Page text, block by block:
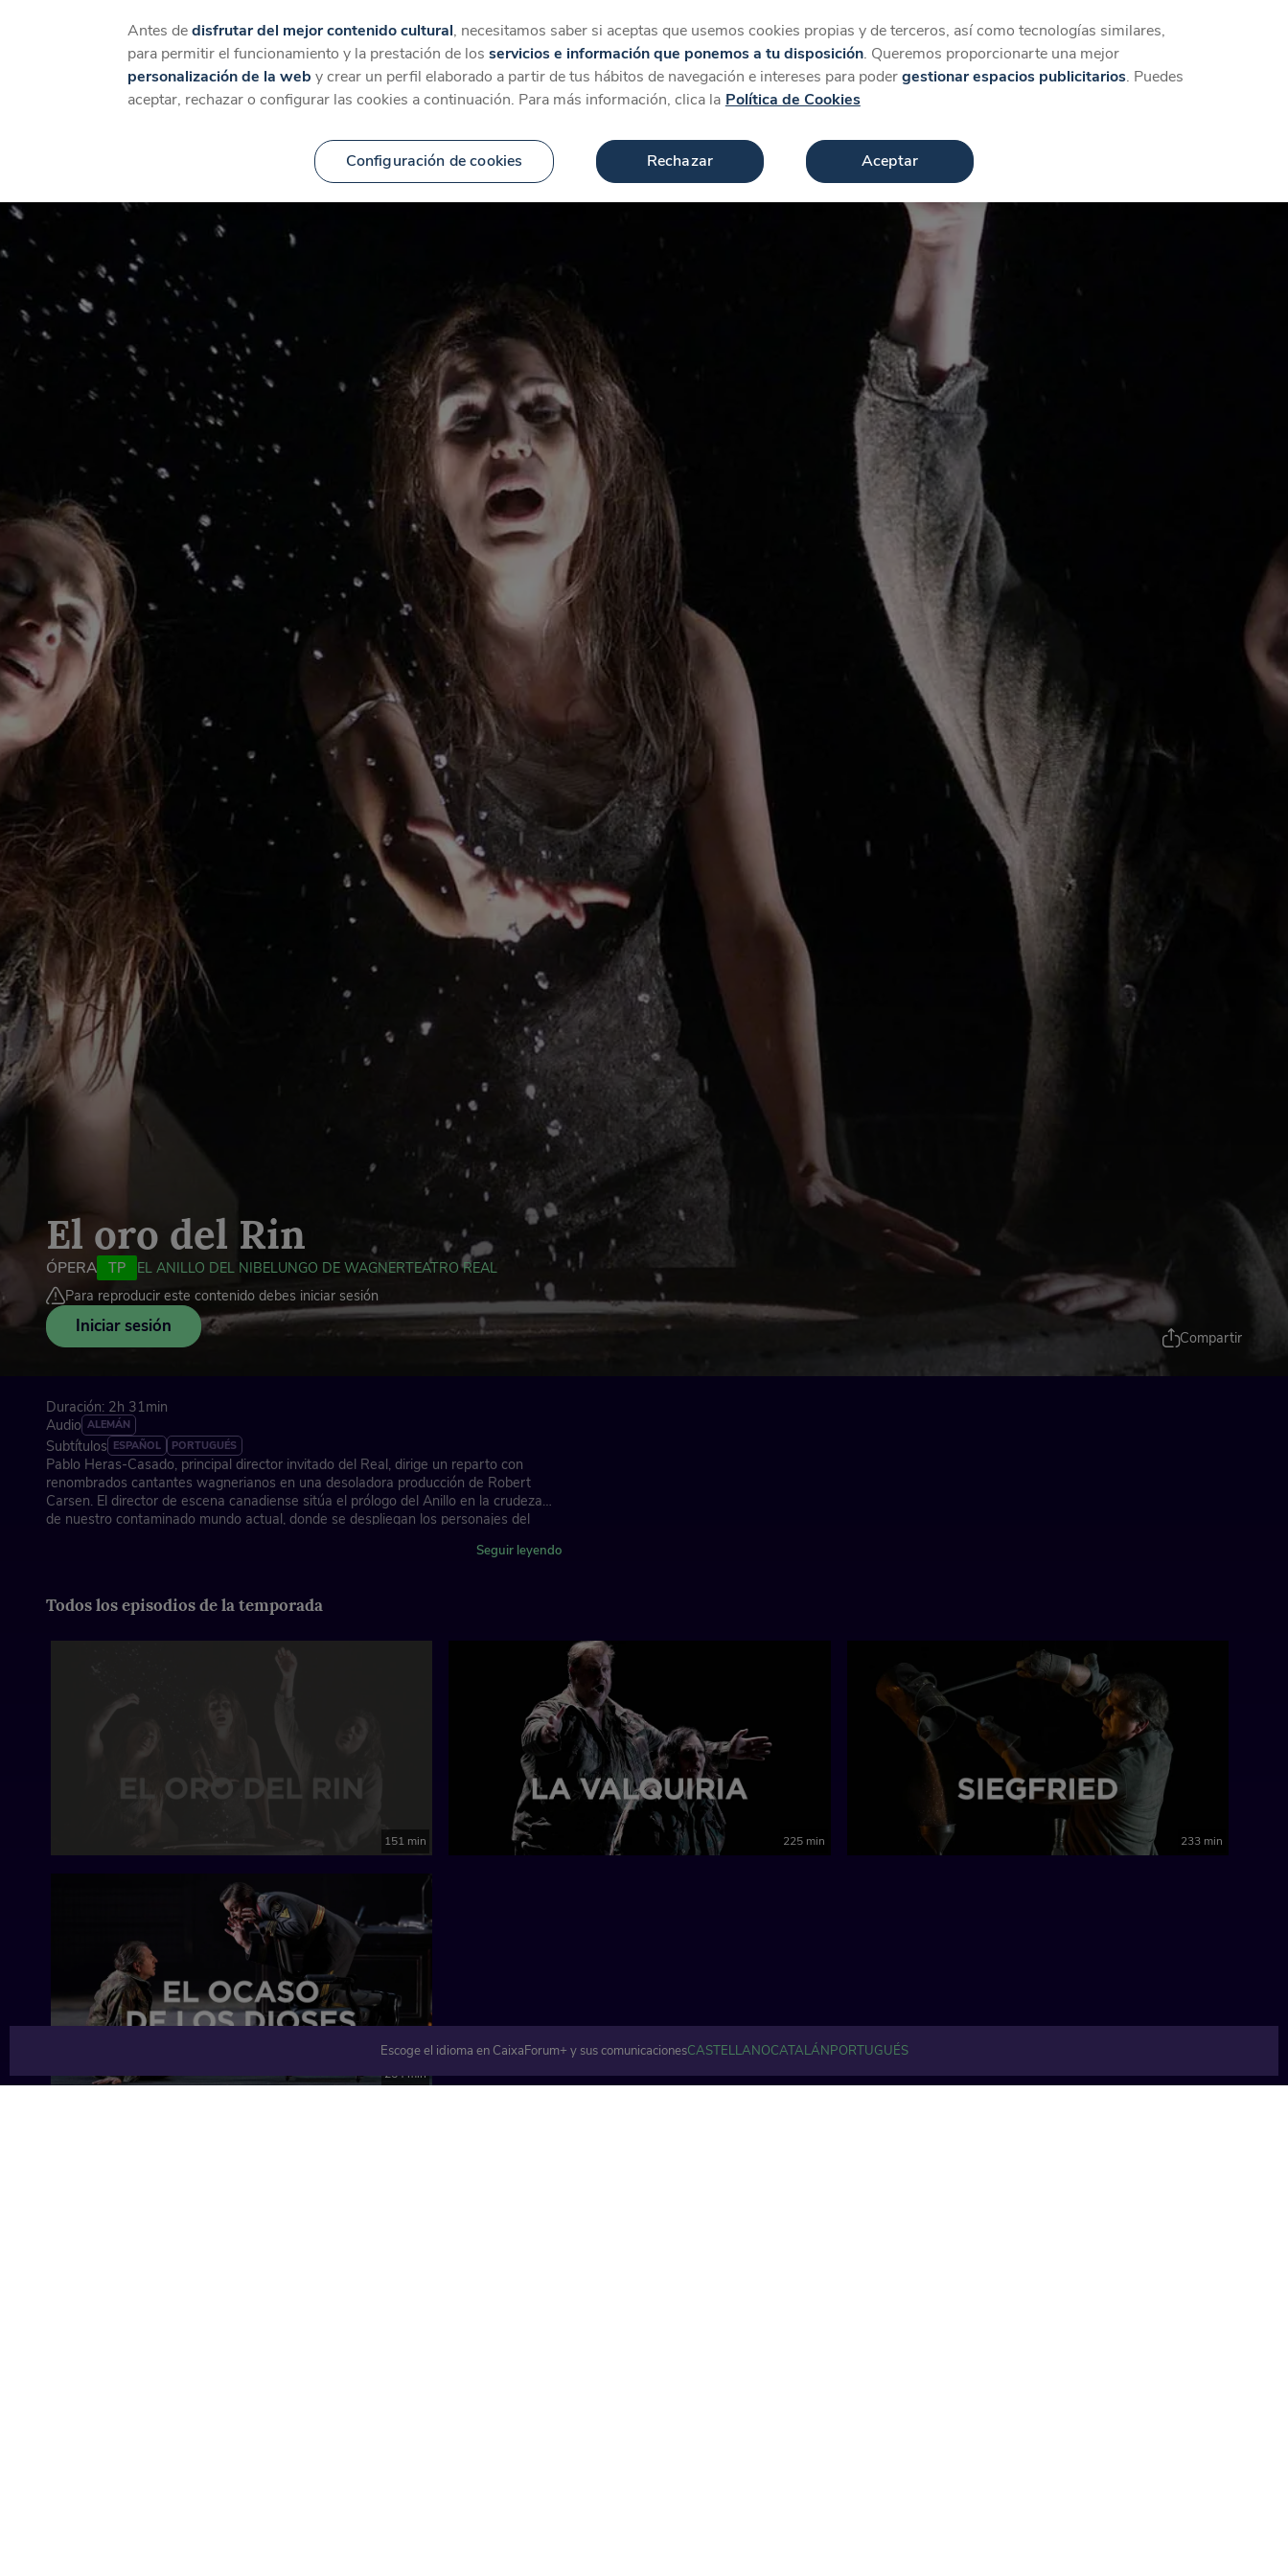
Catálogo Temáticas Categorías Favoritos Más Iniciar sesión Crear cuenta
El oro del Rin
ÓPERA TP EL ANILLO DEL NIBELUNGO DE WAGNERTEATRO REAL
Para reproducir este contenido debes iniciar sesión
Iniciar sesión
Compartir
Duración: 2h 31min
Audio ALEMÁN
Subtítulos ESPAÑOL PORTUGUÉS
Pablo Heras-Casado, principal director invitado del Real, dirige un reparto con
renombrados cantantes wagnerianos en una desoladora producción de Robert
Carsen. El director de escena canadiense sitúa el prólogo del Anillo en la crudeza
de nuestro contaminado mundo actual, donde se despliegan los personajes del
Director musical: Pablo Heras-Casado
Producción de la Oper Köln
Teatro Real, Madrid, 2019
Seguir leyendo
Todos los episodios de la temporada
151 min 225 min 233 min
264 min
Antes dedisfrutar del mejor contenido cultural, necesitamos saber si aceptas que usemos cookies propias y de terceros, así como tecnologías similares,
para permitir el funcionamiento y la prestación de los servicios e información que ponemos a tu disposición. Queremos proporcionarte una mejor
personalización de la web y crear un perfil elaborado a partir de tus hábitos de navegación e intereses para podergestionar espacios publicitarios. Puedes
aceptar, rechazar o configurar las cookies a continuación. Para más información, clica la Política de Cookies
Configuración de cookies Rechazar Aceptar
Escoge el idioma en CaixaForum+ y sus comunicacionesCASTELLANOCATALÁNPORTUGUÉS